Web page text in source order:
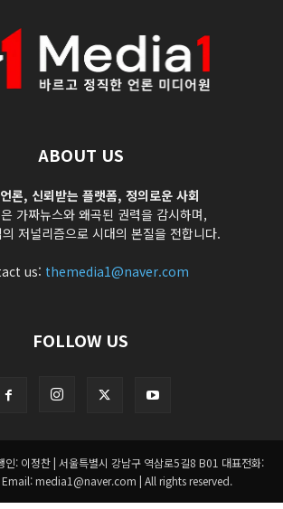
ABOUT US
론, 신뢰받는 플랫폼, 정의로운 사회
가짜뉴스와 왜곡된 권력을 감시하며,
저널리즘으로 시대의 본질을 전합니다.
us: themedia1@naver.com
FOLLOW US
: 이정찬 | 서울특별시 강남구 역삼로5길8 B01 대표전화:
media1@naver.com | All rights reserved.